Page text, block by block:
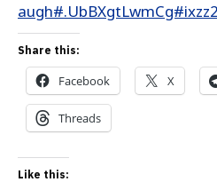
Share this:
Facebook X
Threads
Like this: